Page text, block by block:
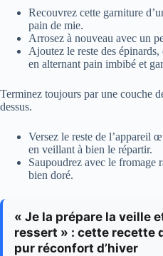
Recouvrez cette garniture
pain de mie.
Arrosez à nouveau avec un
Ajoutez le reste des
en alternant pain imbibé et
Terminez toujours par une couche
dessus.
Versez le reste de l’appareil
en veillant à bien le répartir.
Saupoudrez avec le fromage
bien doré.
« Je la prépare la veille
ressert » : cette recette
pur réconfort d’hiver